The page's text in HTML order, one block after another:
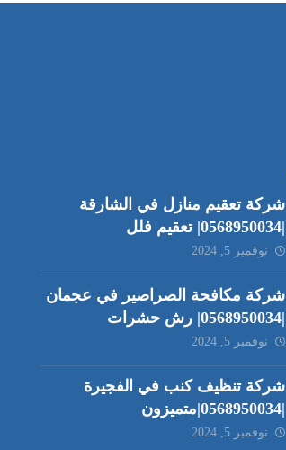
شركة تعقيم منازل في الشارقة
|0568950034| تعقيم فلل
نوفمبر 5, 2024
شركة مكافحة الصراصير في عجمان
|0568950034| رش حشرات
نوفمبر 5, 2024
شركة تنظيف كنب في الفجيرة
|0568950034|متميزون
نوفمبر 5, 2024